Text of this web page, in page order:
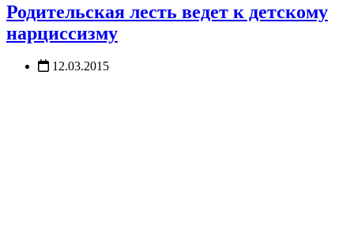
Родительская лесть ведет к детскому
нарциссизму
12.03.2015